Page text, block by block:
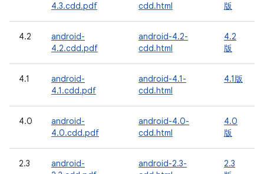
4.3.cdd.pdf
cdd.html
版
4.2
android-
4.2.cdd.pdf
android-4.2-
cdd.html
4.2
版
4.1
android-
4.1.cdd.pdf
android-4.1-
cdd.html
4.1版
4.0
android-
4.0.cdd.pdf
android-4.0-
cdd.html
4.0
版
2.3
android-
android-2.3-
2.3